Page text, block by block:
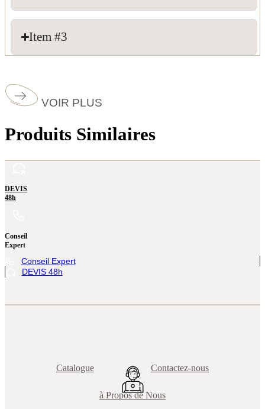
Item #3
VOIR PLUS
Produits Similaires
Travertin Mix Comm
Travertin Silver Comm
Margelle Travertin Rustique
DEVIS
48h
Conseil
Expert
Conseil Expert
DEVIS 48h
Catalogue Contactez-nous
à Propos de Nous